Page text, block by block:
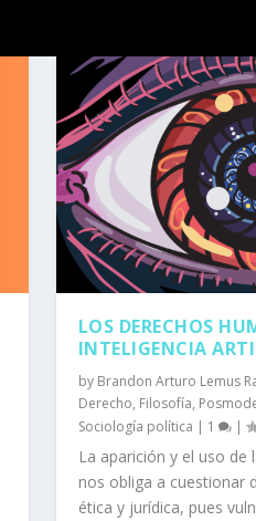
LOS DERECHOS
INTELIGENCIA
by Brandon Arturo Lemus
Derecho, Filosofía,
Sociología política | 1 |
La aparición y el uso de
nos obliga a cuestionar
ética y jurídica, pues